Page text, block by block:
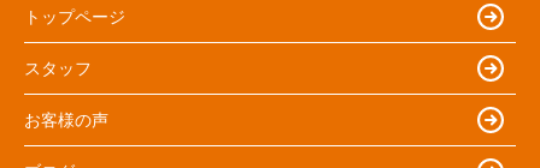
トップページ
スタッフ
お客様の声